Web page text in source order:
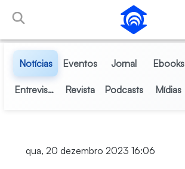
Pular para o Conteúdo principal
Notícias Eventos Jornal Ebooks
Entrevistas Revista Podcasts Mídias
qua, 20 dezembro 2023 16:06